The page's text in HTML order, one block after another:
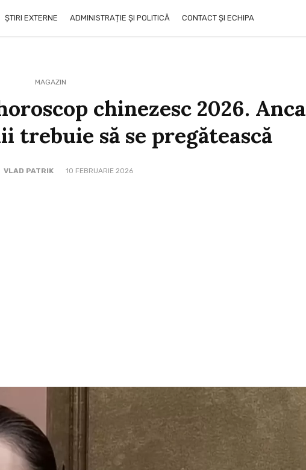
ȘTIRI EXTERNE ADMINISTRAȚIE ȘI POLITICĂ CONTACT ȘI ECHIPA
MAGAZIN
chinezesc 2026. Anca
trebuie să se pregătească
VLAD PATRIK 10 FEBRUARIE 2026